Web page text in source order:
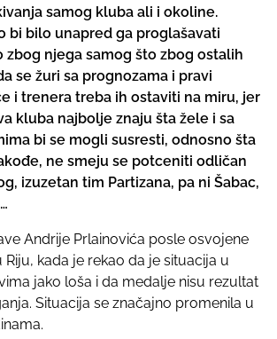
samog kluba ali i okoline.
bi bilo unapred ga proglašavati
zbog njega samog što zbog ostalih
se žuri sa prognozama i pravi
i trenera treba ih ostaviti na miru, jer
kluba najbolje znaju šta žele i sa
bi se mogli susresti, odnosno šta
ne smeju se potceniti odličan
izuzetan tim Partizana, pa ni Šabac,
Andrije Prlainovića posle osvojene
kada je rekao da je situacija u
jako loša i da medalje nisu rezultat
Situacija se značajno promenila u